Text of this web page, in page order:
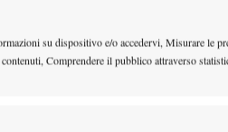
su dispositivo e/o accedervi, Misurare le
Comprendere il pubblico attraverso
e come fa spesso scrive un
“Cosa fai tra 2 settimane? Ti
Santopadre non viene, mi